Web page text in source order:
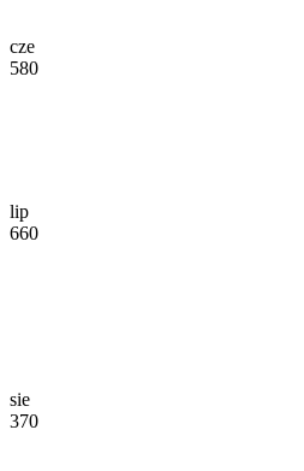
cze
580
lip
660
sie
370